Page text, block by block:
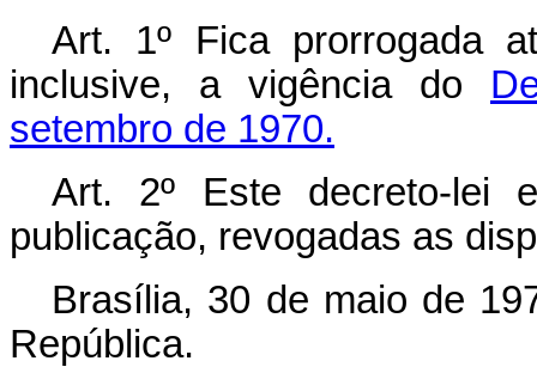
Art. 1º Fica prorrogada
inclusive, a vigência do
setembro de 1970.
Art. 2º Este decreto-lei
publicação, revogadas as
Brasília, 30 de maio de
República.